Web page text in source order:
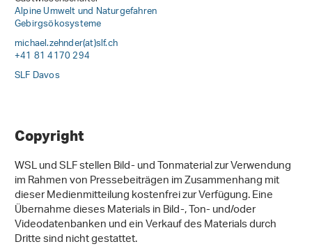
Alpine Umwelt und Naturgefahren
Gebirgsökosysteme
michael.zehnder(at)slf.ch
+41 81 4170 294
SLF Davos
Copyright
WSL und SLF stellen Bild- und Tonmaterial zur Verwendung
im Rahmen von Pressebeiträgen im Zusammenhang mit
dieser Medienmitteilung kostenfrei zur Verfügung. Eine
Übernahme dieses Materials in Bild-, Ton- und/oder
Videodatenbanken und ein Verkauf des Materials durch
Dritte sind nicht gestattet.